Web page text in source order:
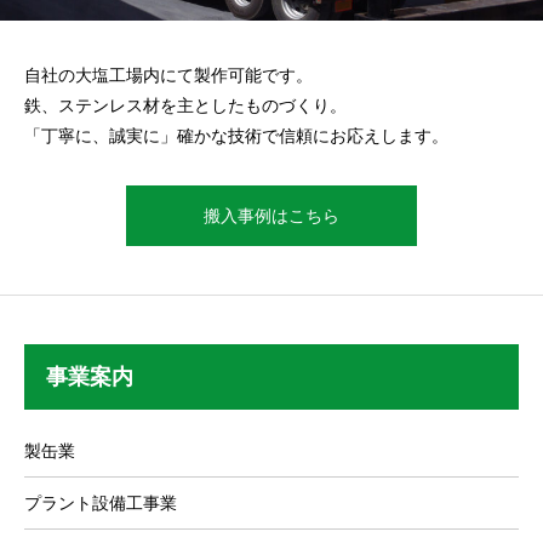
自社の大塩工場内にて製作可能です。
鉄、ステンレス材を主としたものづくり。
「丁寧に、誠実に」確かな技術で信頼にお応えします。
搬入事例はこちら
事業案内
製缶業
プラント設備工事業